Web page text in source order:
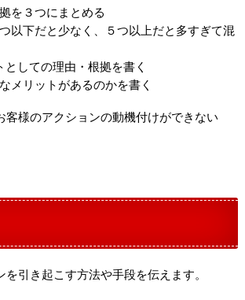
を３つにまとめる
以下だと少なく、５つ以上だと多すぎて混
しての理由・根拠を書く
メリットがあるのかを書く
客様のアクションの動機付けができない
引き起こす方法や手段を伝えます。